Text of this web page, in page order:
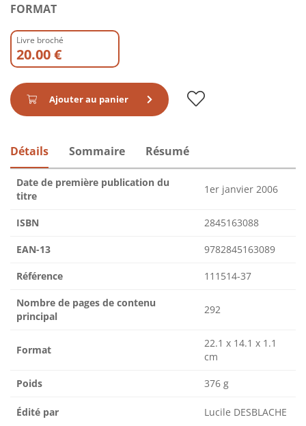
FORMAT
Livre broché
20.00 €
Ajouter au panier
Détails Sommaire Résumé
Date de première publication du
titre
1er janvier 2006
ISBN 2845163088
EAN-13 9782845163089
Référence 111514-37
Nombre de pages de contenu
principal
292
Format
22.1 x 14.1 x 1.1
cm
Poids 376 g
Édité par Lucile DESBLACHE